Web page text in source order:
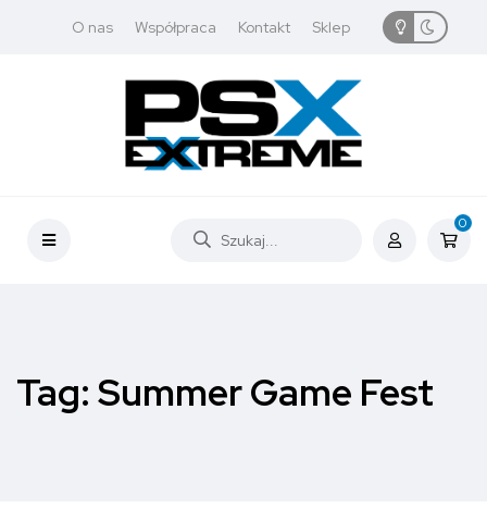
O nas Współpraca Kontakt Sklep
0
Tag: Summer Game Fest